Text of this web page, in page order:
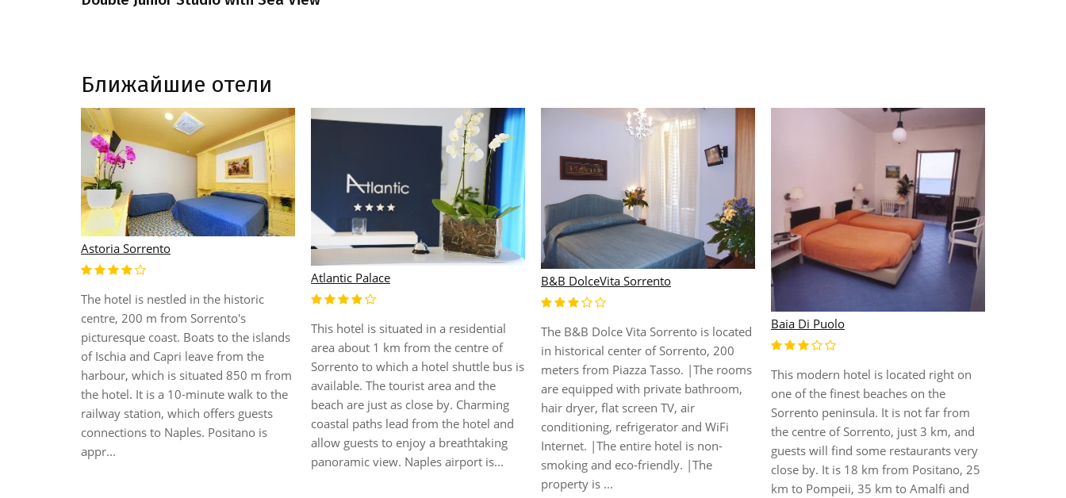
Ближайшие отели
Astoria Sorrento
The hotel is nestled in the historic
centre, 200 m from Sorrento's
picturesque coast. Boats to the islands
of Ischia and Capri leave from the
harbour, which is situated 850 m from
the hotel. It is a 10-minute walk to the
railway station, which offers guests
connections to Naples. Positano is
appr...
Atlantic Palace
This hotel is situated in a residential
area about 1 km from the centre of
Sorrento to which a hotel shuttle bus is
available. The tourist area and the
beach are just as close by. Charming
coastal paths lead from the hotel and
allow guests to enjoy a breathtaking
panoramic view. Naples airport is...
B&B DolceVita Sorrento
The B&B Dolce Vita Sorrento is located
in historical center of Sorrento, 200
meters from Piazza Tasso. |The rooms
are equipped with private bathroom,
hair dryer, flat screen TV, air
conditioning, refrigerator and WiFi
Internet. |The entire hotel is non-
smoking and eco-friendly. |The
property is ...
Baia Di Puolo
This modern hotel is located right on
one of the finest beaches on the
Sorrento peninsula. It is not far from
the centre of Sorrento, just 3 km, and
guests will find some restaurants very
close by. It is 18 km from Positano, 25
km to Pompeii, 35 km to Amalfi and